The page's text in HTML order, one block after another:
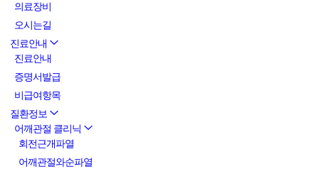
의료장비
오시는길
진료안내
진료안내
증명서발급
비급여항목
질환정보
어깨관절 클리닉
회전근개파열
어깨관절와순파열